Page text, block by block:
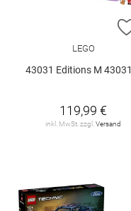
LEGO
43031 Editions M 43031 V29
119,99 €
inkl. MwSt. zzgl. Versand